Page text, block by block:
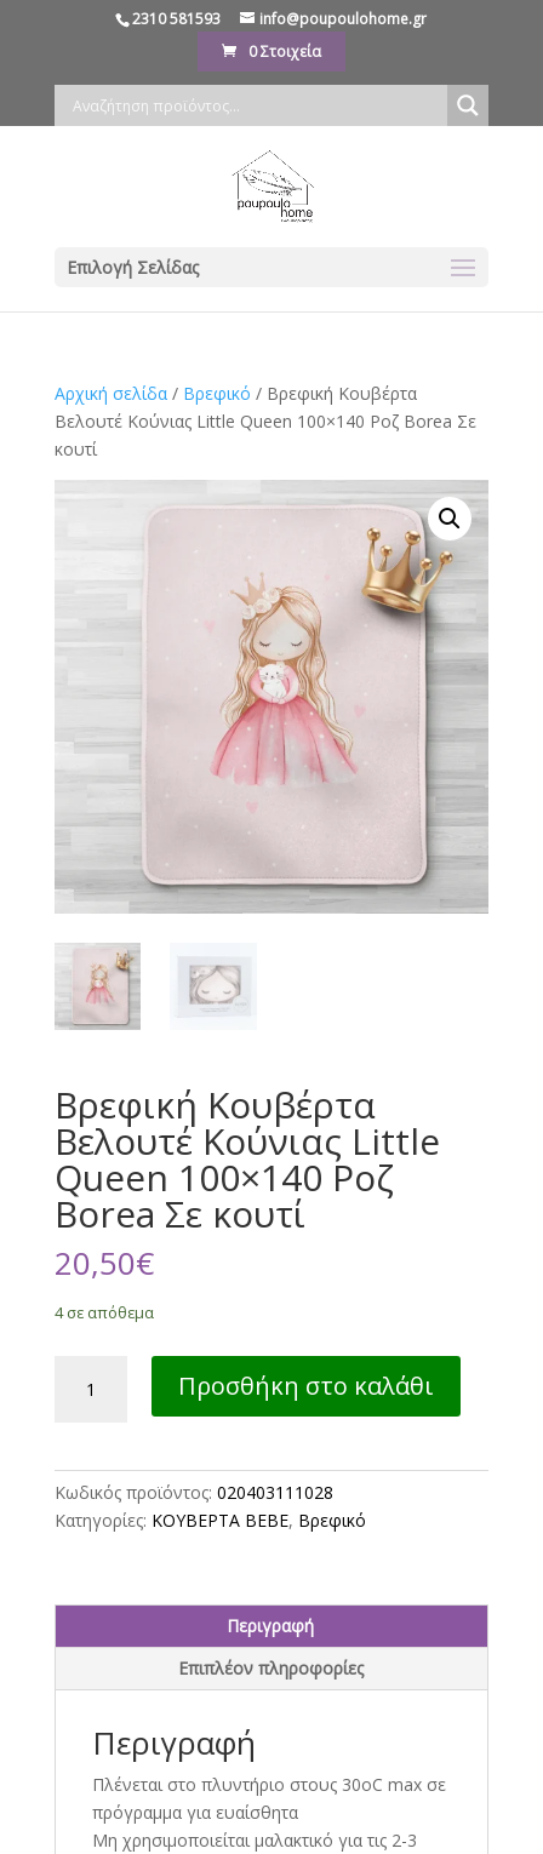
2310 581593
info@poupoulohome.gr
0 Στοιχεία
Επιλογή Σελίδας
Αρχική σελίδα/ Βρεφικό / Βρεφική Κουβέρτα
Βελουτέ Κούνιας Little Queen 100×140 Ροζ Borea Σε
κουτί
Βρεφική Κουβέρτα
Βελουτέ Κούνιας Little
Queen 100×140 Ροζ
Borea Σε κουτί
20,50€
4 σε απόθεμα
Κουβέρτα
Little
100×140
κουτί
Προσθήκη στο καλάθι
Κωδικός προϊόντος: 020403111028
Κατηγορίες: ΚΟΥΒΕΡΤΑ ΒΕΒΕ, Βρεφικό
Περιγραφή
Επιπλέον πληροφορίες
Περιγραφή
Πλένεται στο πλυντήριο στους 30oC max σε
πρόγραμμα για ευαίσθητα
Μη χρησιμοποιείται μαλακτικό για τις 2-3